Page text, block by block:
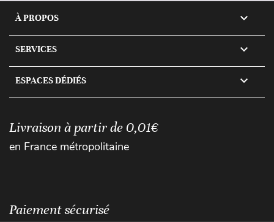
À PROPOS 
SERVICES 
ESPACES DÉDIÉS 
Livraison à partir de 0,01€
en France métropolitaine
Paiement sécurisé